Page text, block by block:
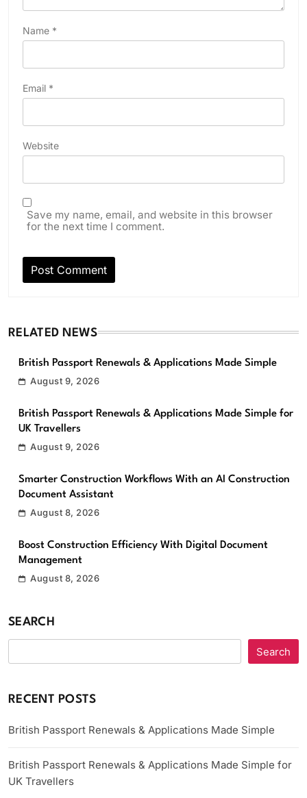
Name *
Email *
Website
Save my name, email, and website in this browser
for the next time I comment.
RELATED NEWS
British Passport Renewals & Applications Made Simple
August 9, 2026
British Passport Renewals & Applications Made Simple for
UK Travellers
August 9, 2026
Smarter Construction Workflows With an AI Construction
Document Assistant
August 8, 2026
Boost Construction Efficiency With Digital Document
Management
August 8, 2026
SEARCH
Search
RECENT POSTS
British Passport Renewals & Applications Made Simple
British Passport Renewals & Applications Made Simple for
UK Travellers